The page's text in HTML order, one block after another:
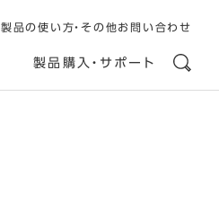
製品の使い方・その他お問い合わせ
製品購入・サポート